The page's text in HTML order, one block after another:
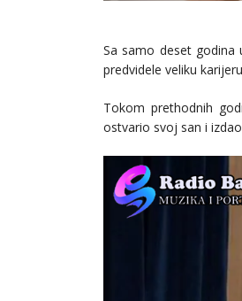
Sa samo deset godina
predvidele veliku
Tokom prethodnih
ostvario svoj san i